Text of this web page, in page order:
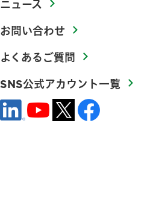
ニュース
お問い合わせ
よくあるご質問
SNS公式アカウント一覧